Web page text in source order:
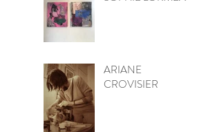
ARIANE
CROVISIER